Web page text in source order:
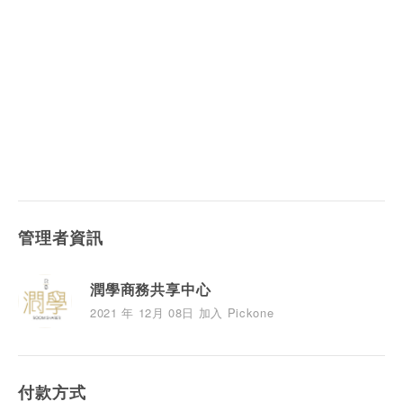
管理者資訊
潤學商務共享中心
2021 年 12月 08日 加入 Pickone
付款方式